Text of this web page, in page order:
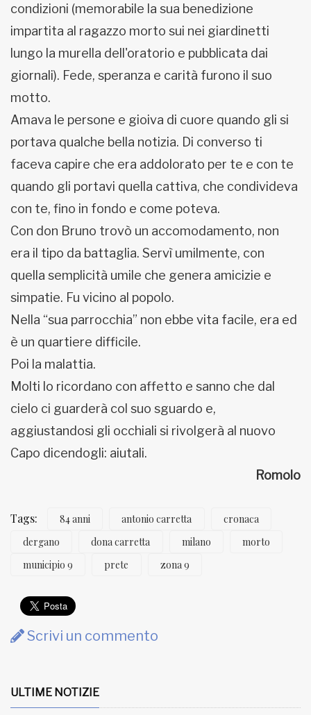
condizioni (memorabile la sua benedizione
impartita al ragazzo morto sui nei giardinetti
lungo la murella dell'oratorio e pubblicata dai
giornali). Fede, speranza e carità furono il suo
motto.
Amava le persone e gioiva di cuore quando gli si
portava qualche bella notizia. Di converso ti
faceva capire che era addolorato per te e con te
quando gli portavi quella cattiva, che condivideva
con te, fino in fondo e come poteva.
Con don Bruno trovò un accomodamento, non
era il tipo da battaglia. Servì umilmente, con
quella semplicità umile che genera amicizie e
simpatie. Fu vicino al popolo.
Nella “sua parrocchia” non ebbe vita facile, era ed
è un quartiere difficile.
Poi la malattia.
Molti lo ricordano con affetto e sanno che dal
cielo ci guarderà col suo sguardo e,
aggiustandosi gli occhiali si rivolgerà al nuovo
Capo dicendogli: aiutali.
Romolo
Tags: 84 anni antonio carretta
cronaca
dergano
dona carretta milano
morto
municipio 9
prete zona 9
Scrivi un commento
ULTIME NOTIZIE